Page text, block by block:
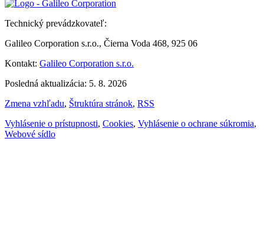
Technický prevádzkovateľ:
Galileo Corporation s.r.o., Čierna Voda 468, 925 06
Kontakt: Galileo Corporation s.r.o.
Posledná aktualizácia: 5. 8. 2026
Zmena vzhľadu, Štruktúra stránok, RSS
Vyhlásenie o prístupnosti, Cookies, Vyhlásenie o ochrane súkromia,
Webové sídlo